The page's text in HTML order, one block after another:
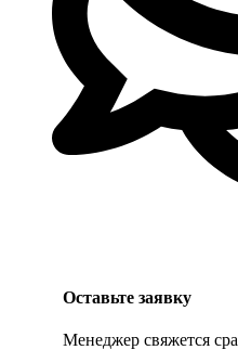
Оставьте заявку
Менеджер свяжется